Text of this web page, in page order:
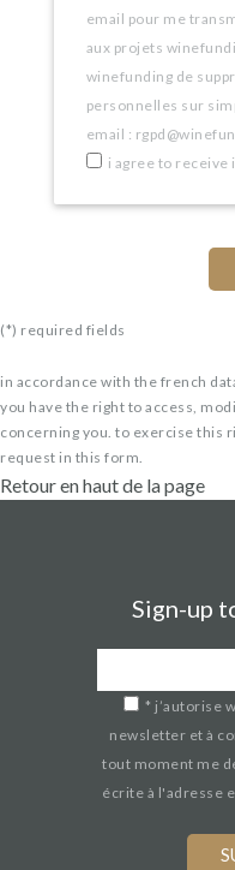
email pour me
aux projets
winefunding de
personnelles sur
email :
i agree to
(*) required fields
in accordance with the french
you have the right to access,
concerning you. to exercise this
request in this form.
Retour en haut de la page
Sign-up
* j’autorise
newsletter et à
tout moment me
écrite à l'adresse